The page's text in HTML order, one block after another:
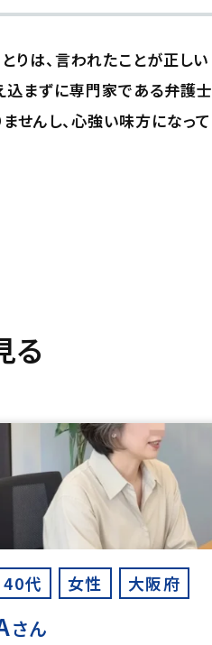
りは、言われたことが正しい
込まずに専門家である弁護士
せんし、心強い味方になって
る
40代 女性 大阪府
さん